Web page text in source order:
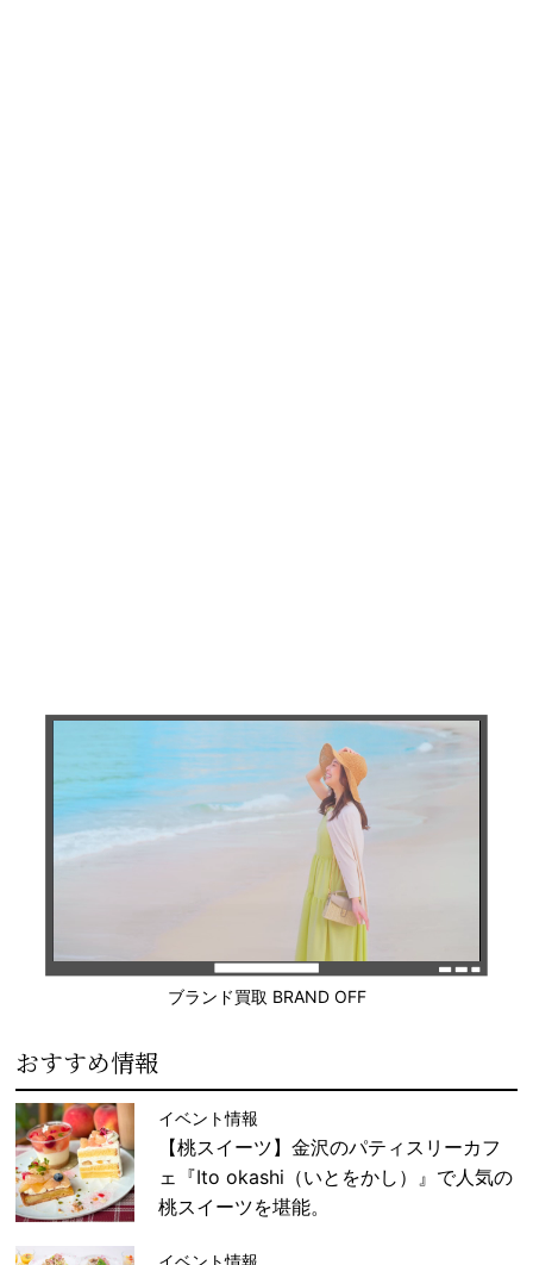
ブランド買取 BRAND OFF
おすすめ情報
イベント情報
【桃スイーツ】金沢のパティスリーカフ
ェ『Ito okashi（いとをかし）』で人気の
桃スイーツを堪能。